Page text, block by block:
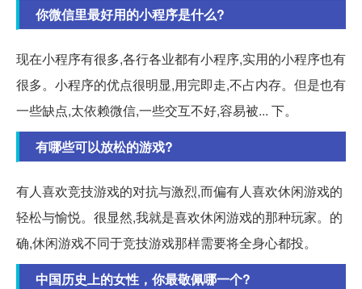
你微信里最好用的小程序是什么?
现在小程序有很多,各行各业都有小程序,实用的小程序也有
很多。小程序的优点很明显,用完即走,不占内存。但是也有
一些缺点,太依赖微信,一些交互不好,容易被... 下。
有哪些可以放松的游戏?
有人喜欢竞技游戏的对抗与激烈,而偏有人喜欢休闲游戏的
轻松与愉悦。很显然,我就是喜欢休闲游戏的那种玩家。的
确,休闲游戏不同于竞技游戏那样需要将全身心都投。
中国历史上的女性，你最敬佩哪一个?